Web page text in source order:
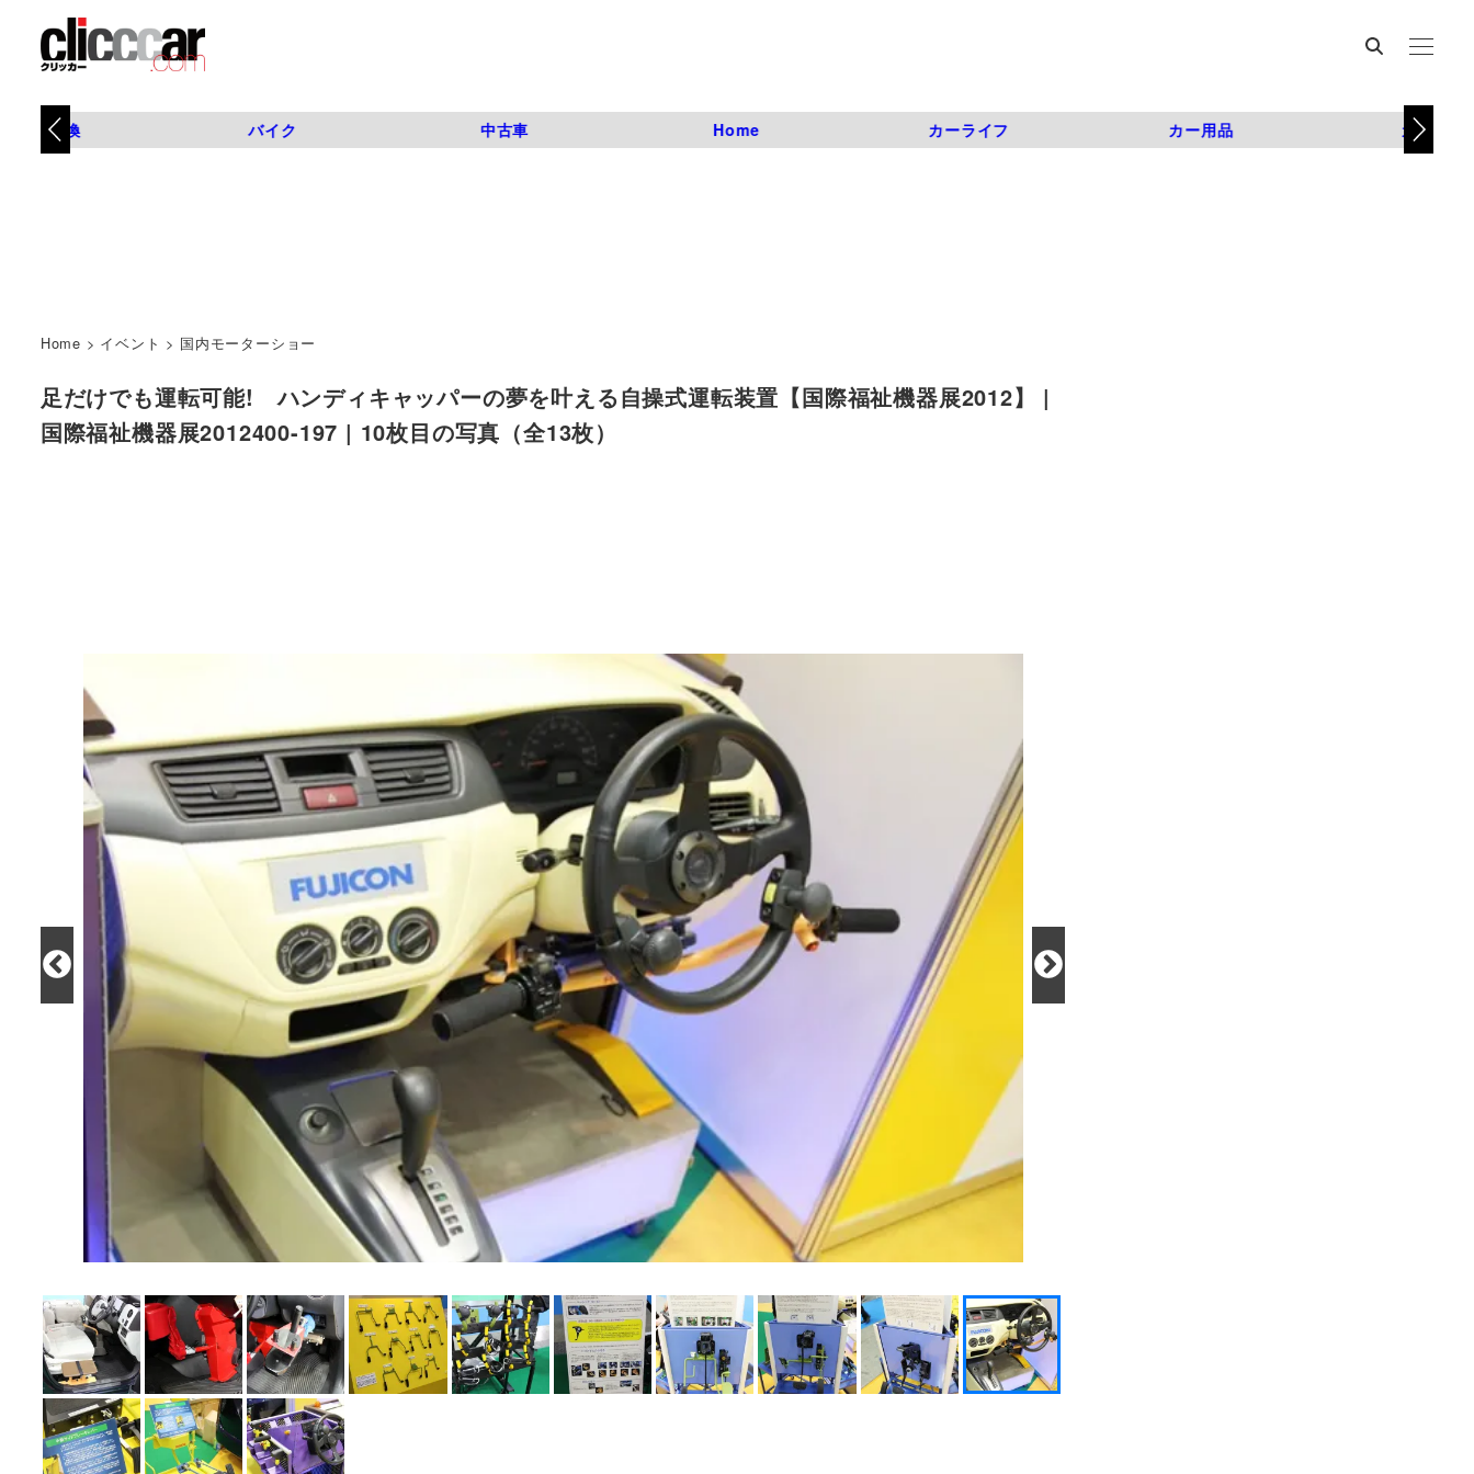
タイヤ交換 バイク 中古車 Home カーライフ カー用品 カスタム
Home > イベント > 国内モーターショー
足だけでも運転可能! ハンディキャッパーの夢を叶える自操式運転装置【国際福祉機器展2012】 |
国際福祉機器展2012400-197 | 10枚目の写真（全13枚）